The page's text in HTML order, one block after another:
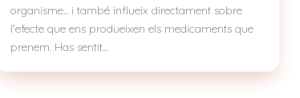
organisme... i també influeix directament sobre
l'efecte que ens produeixen els medicaments que
prenem. Has sentit...